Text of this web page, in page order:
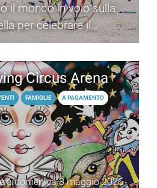
il mondo in volo sulla
per celebrare il
edizione
Circus Arena
FAMIGLIE A PAGAMENTO
a domenica 3 maggio 2026